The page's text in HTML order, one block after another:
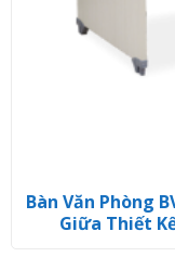
Bàn Văn Phòng
Giữa Thiết